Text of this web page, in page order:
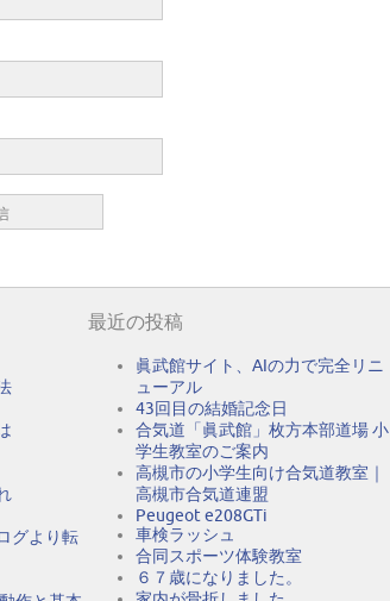
グより転
最近の投稿
眞武館サイト、AIの力で完全リニ
ューアル
43回目の結婚記念日
合気道「眞武館」枚方本部道場 小
学生教室のご案内
高槻市の小学生向け合気道教室｜
高槻市合気道連盟
Peugeot e208GTi
車検ラッシュ
合同スポーツ体験教室
６７歳になりました。